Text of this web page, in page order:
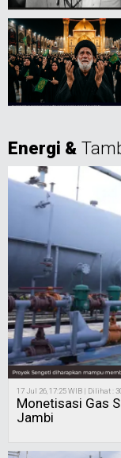
Energi &
17 Jul 26, 17:25 WIB | Dilihat :
Monetisasi Gas
Jambi